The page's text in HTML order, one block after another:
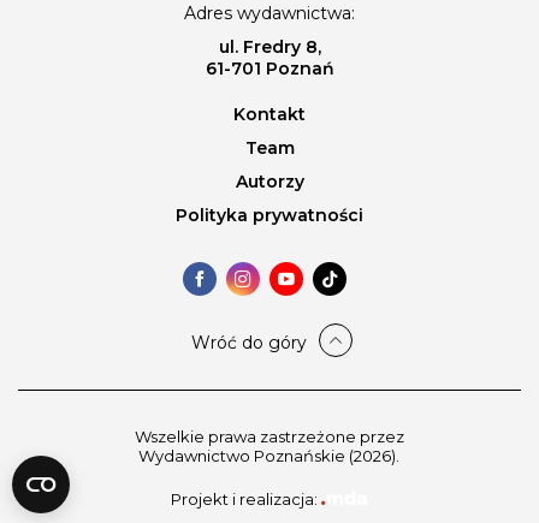
Adres wydawnictwa:
ul. Fredry 8,
61-701 Poznań
Kontakt
Team
Autorzy
Polityka prywatności
Wróć do góry
Wszelkie prawa zastrzeżone przez
Wydawnictwo Poznańskie (2026).
Projekt i realizacja: